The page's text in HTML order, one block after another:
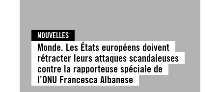
NOUVELLES
Monde. Les États européens doivent
rétracter leurs attaques scandaleuses
contre la rapporteuse spéciale de
l’ONU Francesca Albanese